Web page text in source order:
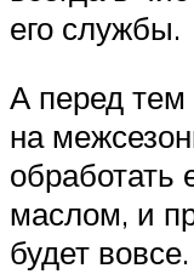
его службы.
А перед тем
на
обработать
маслом, и
будет вовсе.